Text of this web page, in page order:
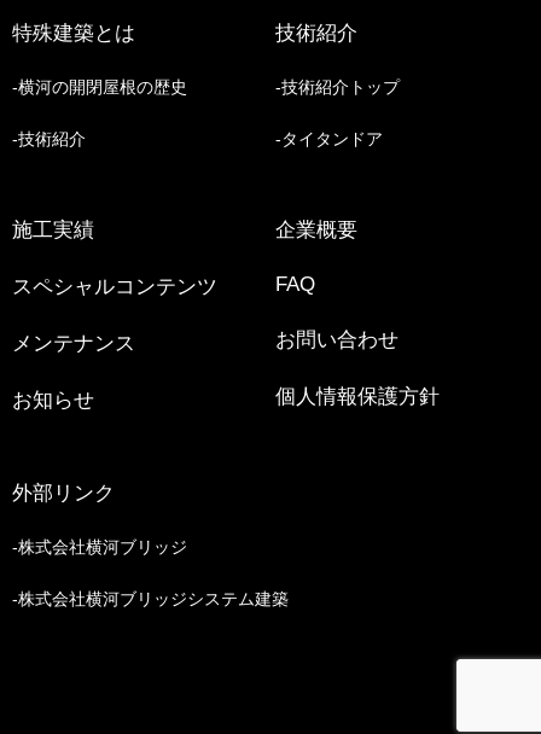
特殊建築とは
横河の開閉屋根の歴史
技術紹介
技術紹介
技術紹介トップ
タイタンドア
施工実績
スペシャルコンテンツ
メンテナンス
お知らせ
企業概要
FAQ
お問い合わせ
個人情報保護方針
外部リンク
株式会社横河ブリッジ
株式会社横河ブリッジシステム建築